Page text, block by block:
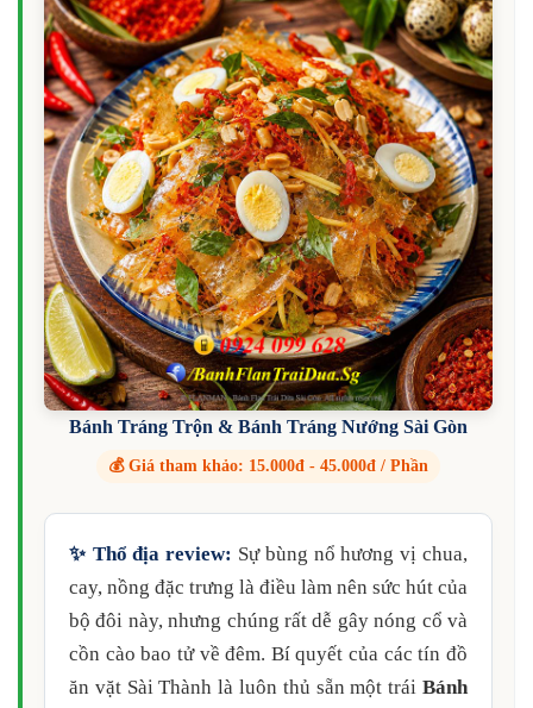
Bánh Tráng Trộn & Bánh Tráng Nướng Sài Gòn
💰 Giá tham khảo: 15.000đ - 45.000đ / Phần
✨ Thổ địa review: Sự bùng nổ hương vị chua,
cay, nồng đặc trưng là điều làm nên sức hút của
bộ đôi này, nhưng chúng rất dễ gây nóng cổ và
cồn cào bao tử về đêm. Bí quyết của các tín đồ
ăn vặt Sài Thành là luôn thủ sẵn một trái Bánh